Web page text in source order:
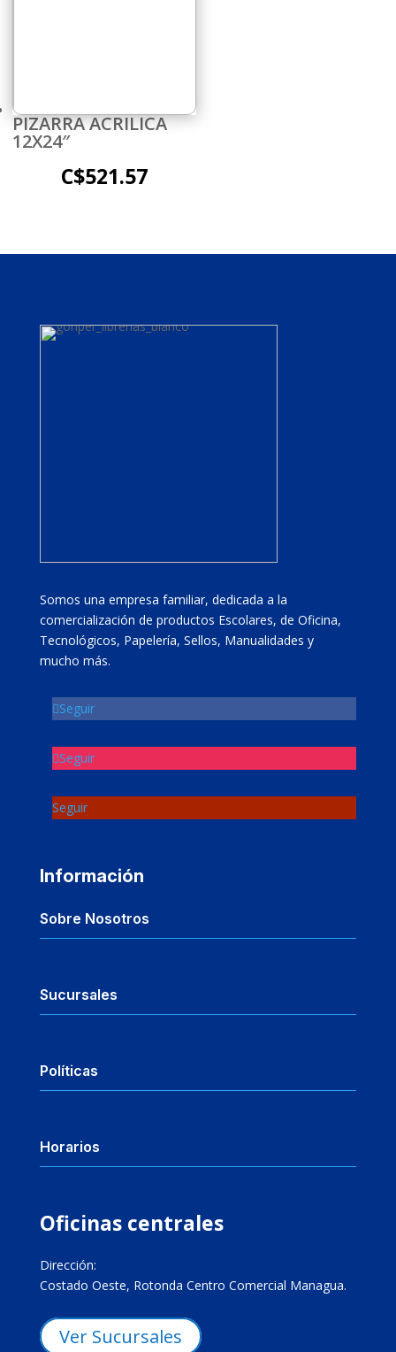
PIZARRA ACRILICA
12X24″
C$521.57
Somos una empresa familiar, dedicada a la
comercialización de productos Escolares, de Oficina,
Tecnológicos, Papelería, Sellos, Manualidades y
mucho más.
Seguir
Seguir
Seguir
Información
Sobre Nosotros
Sucursales
Políticas
Horarios
Oficinas centrales
Dirección:
Costado Oeste, Rotonda Centro Comercial Managua.
Ver Sucursales